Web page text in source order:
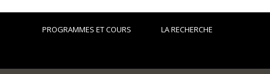
PROGRAMMES ET COURS LA RECHERCHE